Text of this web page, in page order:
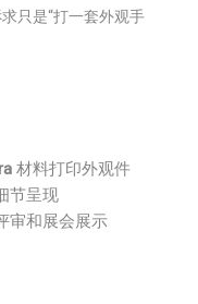
只是“打一套外观手
材料打印外观件
节呈现
审和展会展示